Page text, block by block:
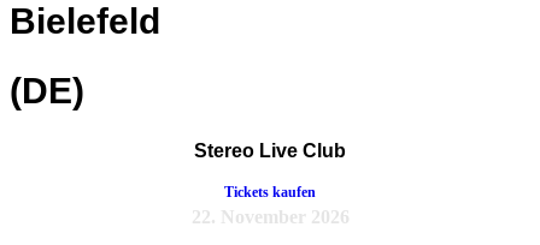
Bielefeld
(DE)
Stereo Live Club
Tickets kaufen
22. November 2026